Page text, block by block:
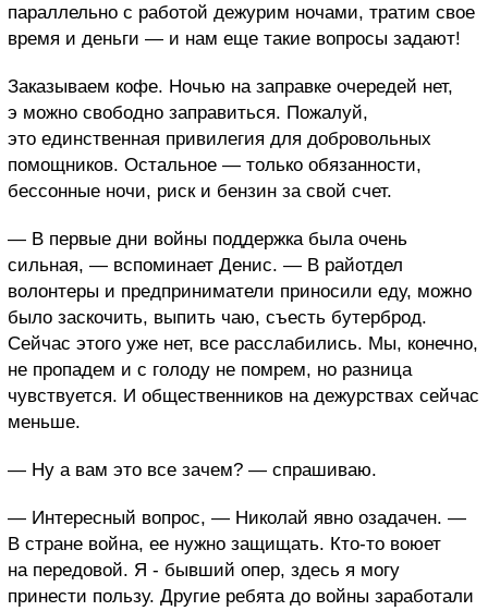
параллельно с работой дежурим ночами, тратим свое
время и деньги — и нам еще такие вопросы задают!
Заказываем кофе. Ночью на заправке очередей нет,
э можно свободно заправиться. Пожалуй,
это единственная привилегия для добровольных
помощников. Остальное — только обязанности,
бессонные ночи, риск и бензин за свой счет.
— В первые дни войны поддержка была очень
сильная, — вспоминает Денис. — В райотдел
волонтеры и предприниматели приносили еду, можно
было заскочить, выпить чаю, съесть бутерброд.
Сейчас этого уже нет, все расслабились. Мы, конечно,
не пропадем и с голоду не помрем, но разница
чувствуется. И общественников на дежурствах сейчас
меньше.
— Ну а вам это все зачем? — спрашиваю.
— Интересный вопрос, — Николай явно озадачен. —
В стране война, ее нужно защищать. Кто-то воюет
на передовой. Я - бывший опер, здесь я могу
принести пользу. Другие ребята до войны заработали